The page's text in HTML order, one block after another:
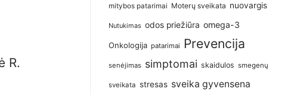
R.
mitybos patarimai Moterų sveikata nuovargis
Nutukimas odos priežiūra omega-3
Onkologija patarimai Prevencija
senėjimas simptomai skaidulos smegenų
sveikata stresas sveika gyvensena